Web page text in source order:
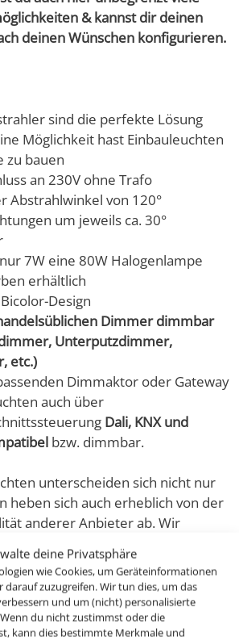
deine Privatsphäre
wie Cookies, um Geräteinformationen
zuzugreifen. Wir tun dies, um das
und um (nicht) personalisierte
du nicht zustimmst oder die
kann dies bestimmte Merkmale und
& kannst dir deinen
deinen Wünschen konfigurieren.
sind die perfekte Lösung
Möglichkeit hast Einbauleuchten
zu bauen
an 230V ohne Trafo
Abstrahlwinkel von 120°
um jeweils ca. 30°
7W eine 80W Halogenlampe
erhältlich
Design
Dimmer dimmbar
Unterputzdimmer,
etc.)
Dimmaktor oder Gateway
auch über
Dali, KNX und
bzw. dimmbar.
unterscheiden sich nicht nur
heben sich auch erheblich von der
anderer Anbieter ab. Wir
werden zudem nicht mit einer
an der Decke befestigt. Bei
CNC-gefrästes Feingewinde an
so das der Aufbaustrahler dann